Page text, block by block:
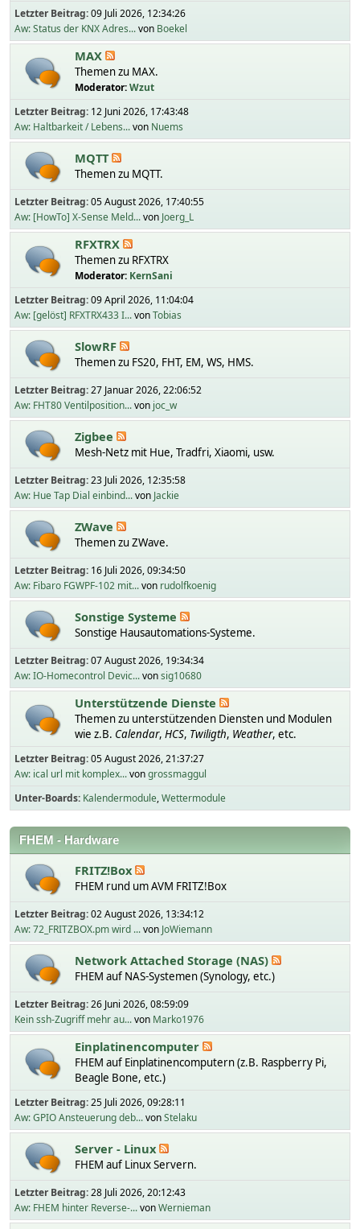
Letzter Beitrag:09 Juli 2026, 12:34:26
Aw: Status der KNX Adres...von Boekel
MAX
Themen zu MAX.
Moderator:Wzut
Letzter Beitrag: 12 Juni 2026, 17:43:48
Aw: Haltbarkeit / Lebens...von Nuems
MQTT
Themen zu MQTT.
Letzter Beitrag:05 August 2026, 17:40:55
Aw: [HowTo] X-Sense Meld...von Joerg_L
RFXTRX
Themen zu RFXTRX
Moderator: KernSani
Letzter Beitrag:09 April 2026, 11:04:04
Aw: [gelöst] RFXTRX433 I...vonTobias
SlowRF
Themen zu FS20, FHT, EM, WS, HMS.
Letzter Beitrag:27 Januar 2026, 22:06:52
Aw: FHT80 Ventilposition...von joc_w
Zigbee
Mesh-Netz mit Hue, Tradfri, Xiaomi, usw.
Letzter Beitrag:23 Juli 2026, 12:35:58
Aw: Hue Tap Dial einbind...von Jackie
ZWave
Themen zu ZWave.
Letzter Beitrag: 16 Juli 2026, 09:34:50
Aw: Fibaro FGWPF-102 mit...von rudolfkoenig
Sonstige Systeme
Sonstige Hausautomations-Systeme.
Letzter Beitrag:07 August 2026, 19:34:34
Aw: IO-Homecontrol Devic...vonsig10680
Unterstützende Dienste
Themen zu unterstützenden Diensten und Modulen
wie z.B. Calendar, HCS, Twiligth, Weather, etc.
Letzter Beitrag:05 August 2026, 21:37:27
Aw: ical url mit komplex...vongrossmaggul
Unter-Boards Kalendermodule Wettermodule
FHEM - Hardware
FRITZ!Box
FHEM rund um AVM FRITZ!Box
Letzter Beitrag:02 August 2026, 13:34:12
Aw: 72_FRITZBOX.pm wird ...von JoWiemann
Network Attached Storage (NAS)
FHEM auf NAS-Systemen (Synology, etc.)
Letzter Beitrag:26 Juni 2026, 08:59:09
Kein ssh-Zugriff mehr au...von Marko1976
Einplatinencomputer
FHEM auf Einplatinencomputern (z.B. Raspberry Pi,
Beagle Bone, etc.)
Letzter Beitrag:25 Juli 2026, 09:28:11
Aw: GPIO Ansteuerung deb...vonStelaku
Server - Linux
FHEM auf Linux Servern.
Letzter Beitrag:28 Juli 2026, 20:12:43
Aw: FHEM hinter Reverse-...vonWernieman